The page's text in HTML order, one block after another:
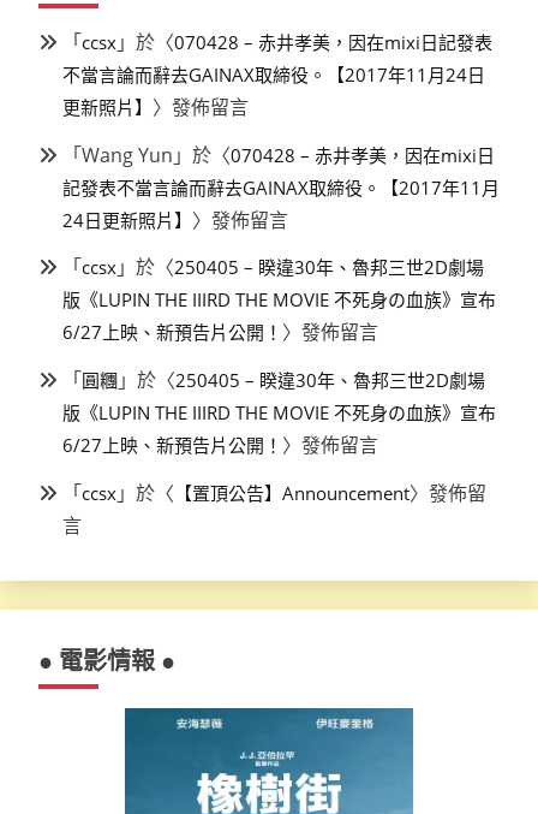
「ccsx 」於〈070428 – 赤井孝美，因在mixi日記發表
不當言論而辭去GAINAX取締役。【2017年11月24日
更新照片】 〉發佈留言
「Wang Yun 」於〈070428 – 赤井孝美，因在mixi日
記發表不當言論而辭去GAINAX取締役。【2017年11月
24日更新照片】 〉發佈留言
「ccsx 」於〈250405 – 睽違30年、魯邦三世2D劇場
版《LUPIN THE IIIRD THE MOVIE 不死身の血族》宣布
6/27上映、新預告片公開！ 〉發佈留言
「圓糰 」於〈250405 – 睽違30年、魯邦三世2D劇場
版《LUPIN THE IIIRD THE MOVIE 不死身の血族》宣布
6/27上映、新預告片公開！ 〉發佈留言
「ccsx 」於〈 【置頂公告】Announcement〉發佈留
言
● 電影情報 ●